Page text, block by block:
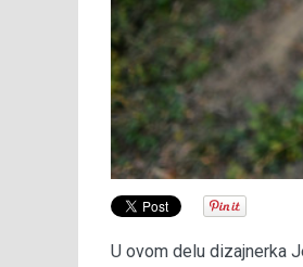
U ovom delu dizajnerka